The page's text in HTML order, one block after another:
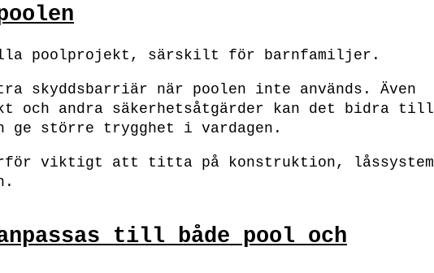
poolprojekt, särskilt för barnfamiljer.
skyddsbarriär när poolen inte används. Även
och andra säkerhetsåtgärder kan det bidra till
ge större trygghet i vardagen.
viktigt att titta på konstruktion, låssystem
till både pool och